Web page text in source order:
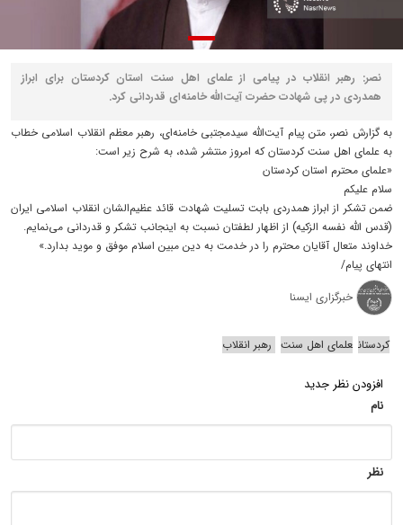
نصر: رهبر انقلاب در پیامی از علمای اهل سنت استان کردستان برای ابراز
همدردی در پی شهادت حضرت آیت‌الله خامنه‌ای قدردانی کرد.
به گزارش نصر، متن پیام آیت‌الله سیدمجتبی خامنه‌ای، رهبر معظم انقلاب اسلامی خطاب
به علمای اهل سنت کردستان که امروز منتشر شده، به شرح زیر است:
«علمای محترم استان کردستان
سلام علیکم
ضمن تشکر از ابراز همدردی بابت تسلیت شهادت قائد عظیم‌الشان انقلاب اسلامی ایران
(قدس‌ الله نفسه الزکیه) از اظهار لطفتان نسبت به اینجانب تشکر و قدردانی می‌نمایم.
خداوند متعال آقایان محترم را در خدمت به دین مبین اسلام موفق و موید بدارد.»
انتهای پیام/
خبرگزاری ایسنا
کردستان علمای اهل سنت رهبر انقلاب
افزودن نظر جدید
نام
نظر